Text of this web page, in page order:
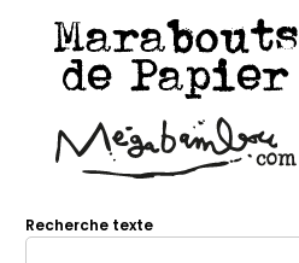
Marabouts
de Papier
Recherche texte